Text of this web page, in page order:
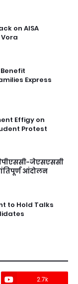
on AISA
Express
Effigy on
Protest
जेएसएससी
आंदोलन
to Hold Talks
2.7k